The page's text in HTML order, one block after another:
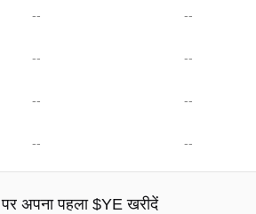
-- --
-- --
-- --
-- --
पर अपना पहला $YE खरीदें